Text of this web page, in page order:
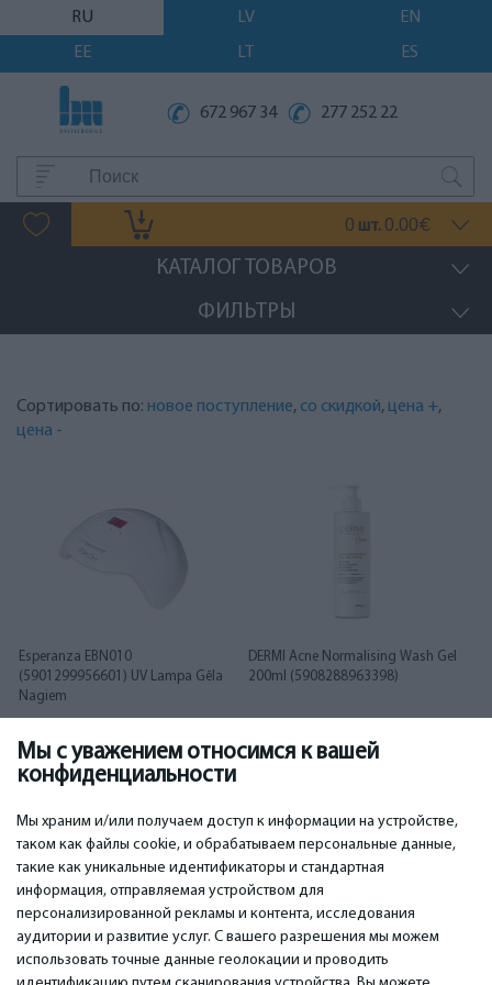
Мы с уважением относимся к вашей
конфиденциальности
Мы храним и/или получаем доступ к информации на устройстве,
таком как файлы cookie, и обрабатываем персональные данные,
такие как уникальные идентификаторы и стандартная
информация, отправляемая устройством для
персонализированной рекламы и контента, исследования
аудитории и развитие услуг. С вашего разрешения мы можем
использовать точные данные геолокации и проводить
RU LV
EN
EE
LT ES
672 967 34 277 252 22
0 шт. 0.00€
КАТАЛОГ ТОВАРОВ
ФИЛЬТРЫ
Сортировать по: новое поступление, со скидкой, цена +,
цена -
Esperanza EBN010
(5901299956601) UV Lampa Gēla
Nagiem
15.00€
DERMI Acne Normalising Wash Gel
200ml (5908288963398)
15.00€
ВАЖНОЕ
Сервисные центры
Гарантия
КОНТАКТЫ
Тел. +371 67296734
Моб. +371 27725222